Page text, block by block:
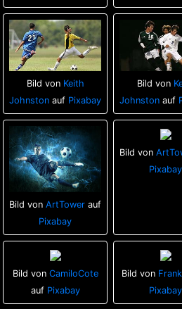
Bild von Keith
Johnston auf Pixabay
Bild von
Johnston auf
Bild vonArtTower auf
Pixabay
Bild von
Pixabay
Bild von CamiloCote
auf Pixabay
Bild von
Pixabay